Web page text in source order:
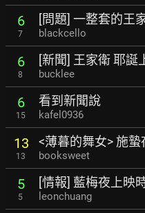
6
7
[問題] 一整套的王
blackcello
6
8
[新聞] 王家衛 耶誕
bucklee
6
15
看到新聞說
kafel0936
13
13
<薄暮的舞女> 施蟄
booksweet
5
5
[情報] 藍梅夜上映
leonchuang